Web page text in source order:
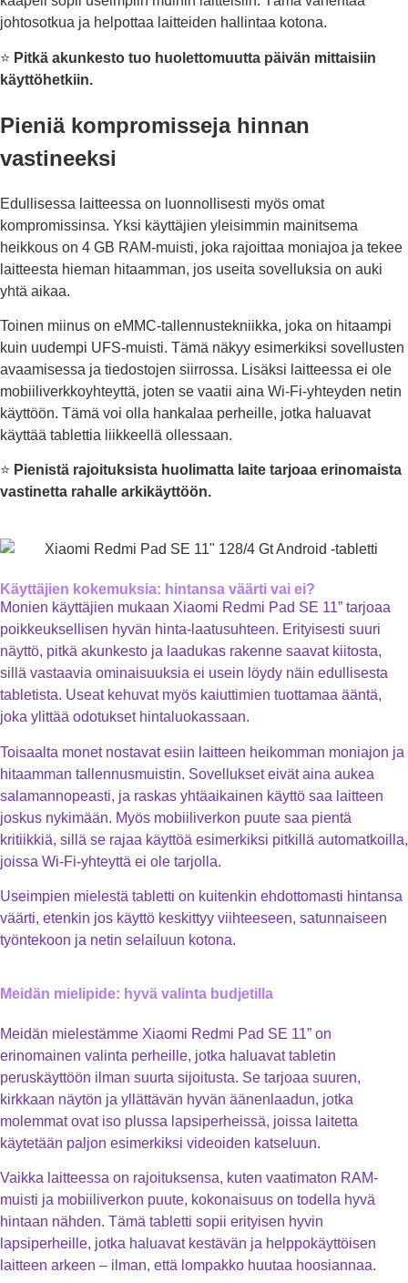
johtosotkua ja helpottaa laitteiden hallintaa kotona.
⭐ Pitkä akunkesto tuo huolettomuutta päivän mittaisiin
käyttöhetkiin.
Pieniä kompromisseja hinnan
vastineeksi
Edullisessa laitteessa on luonnollisesti myös omat
kompromissinsa. Yksi käyttäjien yleisimmin mainitsema
heikkous on 4 GB RAM-muisti, joka rajoittaa moniajoa ja tekee
laitteesta hieman hitaamman, jos useita sovelluksia on auki
yhtä aikaa.
Toinen miinus on eMMC-tallennustekniikka, joka on hitaampi
kuin uudempi UFS-muisti. Tämä näkyy esimerkiksi sovellusten
avaamisessa ja tiedostojen siirrossa. Lisäksi laitteessa ei ole
mobiiliverkkoyhteyttä, joten se vaatii aina Wi-Fi-yhteyden netin
käyttöön. Tämä voi olla hankalaa perheille, jotka haluavat
käyttää tablettia liikkeellä ollessaan.
⭐ Pienistä rajoituksista huolimatta laite tarjoaa erinomaista
vastinetta rahalle arkikäyttöön.
Käyttäjien kokemuksia: hintansa väärti vai ei?
Monien käyttäjien mukaan Xiaomi Redmi Pad SE 11” tarjoaa
poikkeuksellisen hyvän hinta-laatusuhteen. Erityisesti suuri
näyttö, pitkä akunkesto ja laadukas rakenne saavat kiitosta,
sillä vastaavia ominaisuuksia ei usein löydy näin edullisesta
tabletista. Useat kehuvat myös kaiuttimien tuottamaa ääntä,
joka ylittää odotukset hintaluokassaan.
Toisaalta monet nostavat esiin laitteen heikomman moniajon ja
hitaamman tallennusmuistin. Sovellukset eivät aina aukea
salamannopeasti, ja raskas yhtäaikainen käyttö saa laitteen
joskus nykimään. Myös mobiiliverkon puute saa pientä
kritiikkiä, sillä se rajaa käyttöä esimerkiksi pitkillä automatkoilla,
joissa Wi-Fi-yhteyttä ei ole tarjolla.
Useimpien mielestä tabletti on kuitenkin ehdottomasti hintansa
väärti, etenkin jos käyttö keskittyy viihteeseen, satunnaiseen
työntekoon ja netin selailuun kotona.
Meidän mielipide: hyvä valinta budjetilla
Meidän mielestämme Xiaomi Redmi Pad SE 11” on
erinomainen valinta perheille, jotka haluavat tabletin
peruskäyttöön ilman suurta sijoitusta. Se tarjoaa suuren,
kirkkaan näytön ja yllättävän hyvän äänenlaadun, jotka
molemmat ovat iso plussa lapsiperheissä, joissa laitetta
käytetään paljon esimerkiksi videoiden katseluun.
Vaikka laitteessa on rajoituksensa, kuten vaatimaton RAM-
muisti ja mobiiliverkon puute, kokonaisuus on todella hyvä
hintaan nähden. Tämä tabletti sopii erityisen hyvin
lapsiperheille, jotka haluavat kestävän ja helppokäyttöisen
laitteen arkeen – ilman, että lompakko huutaa hoosiannaa.